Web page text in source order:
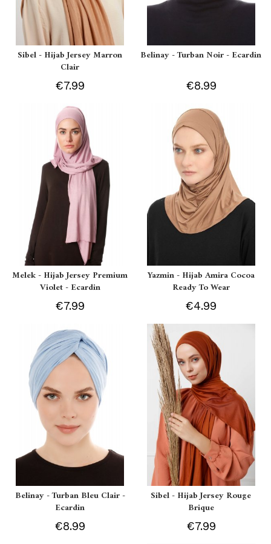
Sibel - Hijab Jersey Marron
Clair
€7.99
Belinay - Turban Noir - Ecardin
€8.99
Melek - Hijab Jersey Premium
Violet - Ecardin
€7.99
Yazmin - Hijab Amira Cocoa
Ready To Wear
€4.99
Belinay - Turban Bleu Clair -
Ecardin
€8.99
Sibel - Hijab Jersey Rouge
Brique
€7.99